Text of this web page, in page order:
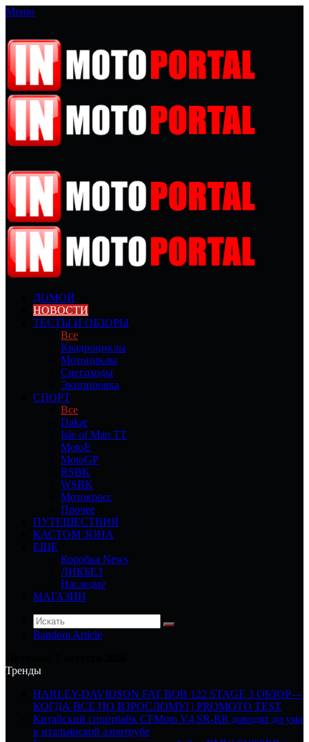
Меню
ДОМОЙ
НОВОСТИ
ТЕСТЫ И ОБЗОРЫ
Все
Квадроциклы
Мотоциклы
Снегоходы
Экипировка
СПОРТ
Все
Dakar
Isle of Man TT
MotoE
MotoGP
RSBK
WSBK
Мотокросс
Прочее
ПУТЕШЕСТВИЯ
КАСТОМ ЗОНА
ЕЩЕ
Коробка News
ЛИКБЕЗ
Наследие
МАГАЗИН
Random Article
Тренды
HARLEY-DAVIDSON FAT BOB 122 STAGE 3 ОБЗОР—
КОГДА ВСЕ ПО ВЗРОСЛОМУ! | PROMOTO TEST
Китайский спортбайк CFMoto V4 SR-RR доводят до ума
в итальянской аэротрубе